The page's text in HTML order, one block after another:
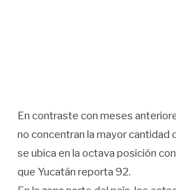
En contraste con meses
no concentran la mayor cantidad
se ubica en la octava posición
que Yucatán reporta 92.